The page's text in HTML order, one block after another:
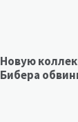
Новую
Бибера